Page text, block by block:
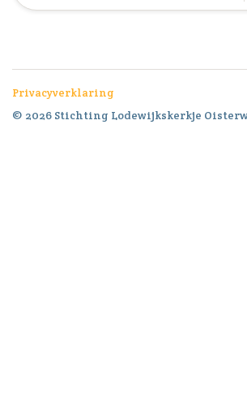
Privacyverklaring
© 2026 Stichting Lodewijkskerkje